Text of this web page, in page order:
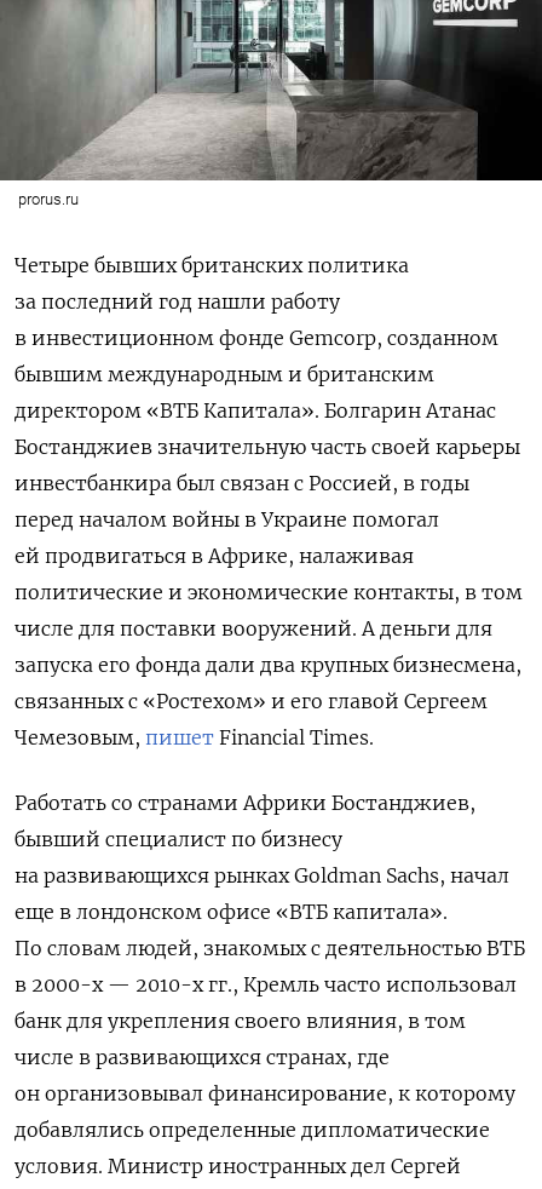
prorus.ru
Четыре бывших британских политика
за последний год нашли работу
в инвестиционном фонде Gemcorp, созданном
бывшим международным и британским
директором «ВТБ Капитала». Болгарин Атанас
Бостанджиев значительную часть своей карьеры
инвестбанкира был связан с Россией, в годы
перед началом войны в Украине помогал
ей продвигаться в Африке, налаживая
политические и экономические контакты, в том
числе для поставки вооружений. А деньги для
запуска его фонда дали два крупных бизнесмена,
связанных с «Ростехом» и его главой Сергеем
Чемезовым, пишет Financial Times.
Работать со странами Африки Бостанджиев,
бывший специалист по бизнесу
на развивающихся рынках Goldman Sachs, начал
еще в лондонском офисе «ВТБ капитала».
По словам людей, знакомых с деятельностью ВТБ
в 2000-х — 2010-х гг., Кремль часто использовал
банк для укрепления своего влияния, в том
числе в развивающихся странах, где
он организовывал финансирование, к которому
добавлялись определенные дипломатические
условия. Министр иностранных дел Сергей